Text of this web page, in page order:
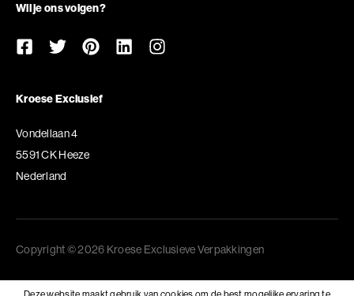
Wil je ons volgen?
Kroese Exclusief
Vondellaan 4
5591 CK Heeze
Nederland
Copyright © 2026 Kroese Exclusieve Verpakkingen